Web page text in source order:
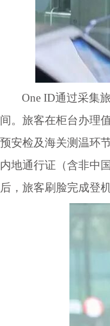
One ID通过采集
间。旅客在柜台办理
预安检及海关测温环
内地通行证（含非中
后，旅客刷脸完成登